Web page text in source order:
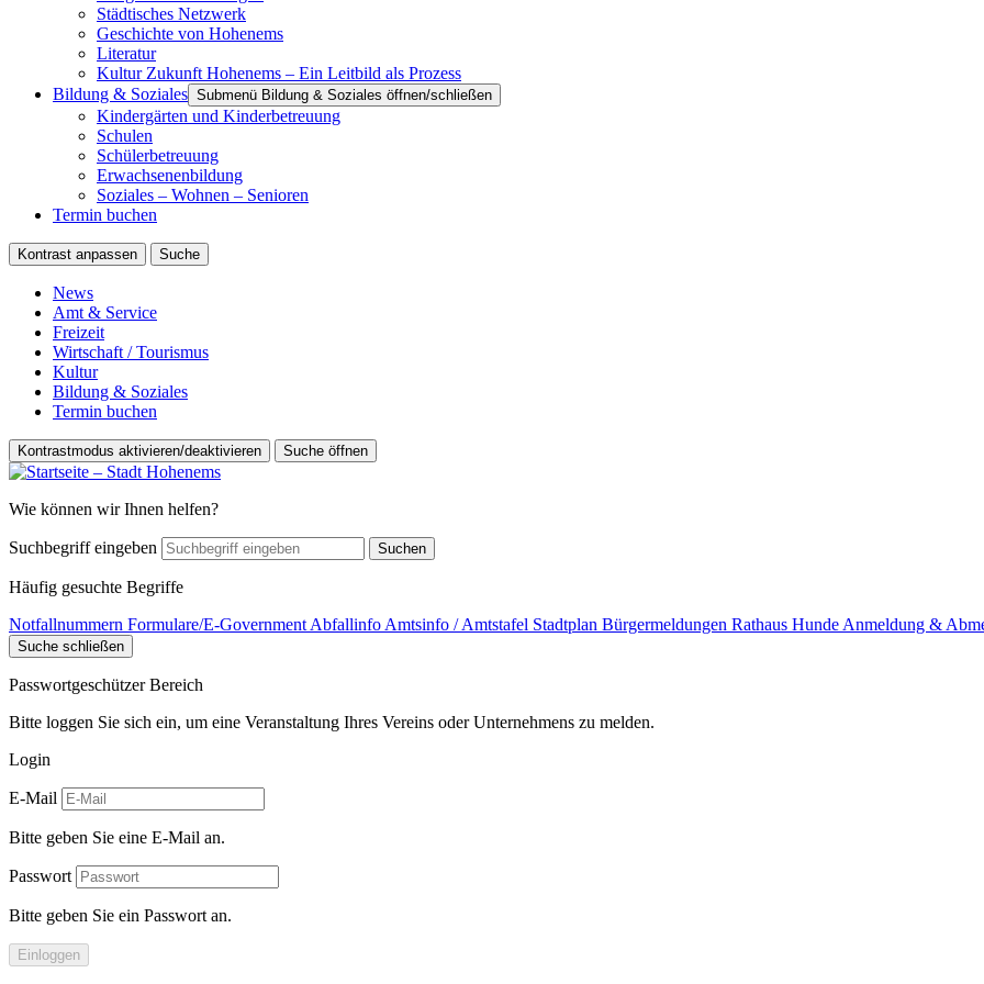
Städtisches Netzwerk
Geschichte von Hohenems
Literatur
Kultur Zukunft Hohenems – Ein Leitbild als Prozess
Bildung & Soziales Submenü Bildung & Soziales öffnen/schließen
Kindergärten und Kinderbetreuung
Schulen
Schülerbetreuung
Erwachsenenbildung
Soziales – Wohnen – Senioren
Termin buchen
Kontrast anpassen Suche
News
Amt & Service
Freizeit
Wirtschaft / Tourismus
Kultur
Bildung & Soziales
Termin buchen
Kontrastmodus aktivieren/deaktivieren Suche öffnen
Wie können wir Ihnen helfen?
Suchbegriff eingeben Suchen
Häufig gesuchte Begriffe
Notfallnummern Formulare/E-Government Abfallinfo Amtsinfo / Amtstafel Stadtplan Bürgermeldungen Rathaus Hunde Anmeldung &
Suche schließen
Passwortgeschützer Bereich
Bitte loggen Sie sich ein, um eine Veranstaltung Ihres Vereins oder Unternehmens zu melden.
Login
E-Mail
Bitte geben Sie eine E-Mail an.
Passwort
Bitte geben Sie ein Passwort an.
Einloggen